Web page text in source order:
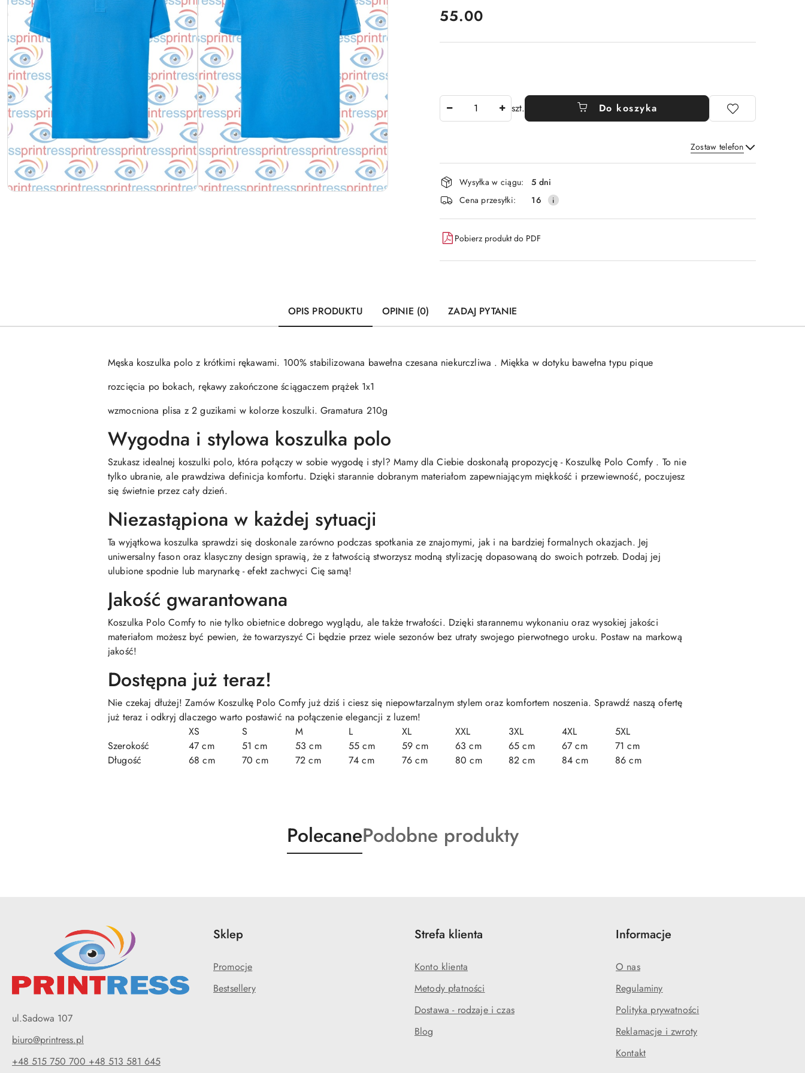
cena:
55.00
szt. Do koszyka
Zostaw telefon
Wyślij
Dostępność
i
dostawa
Wysyłka w ciągu:
5 dni
Cena przesyłki:
16
Pobierz produkt do PDF
OPIS PRODUKTU OPINIE (0) ZADAJ PYTANIE
Męska koszulka polo z krótkimi rękawami. 100% stabilizowana bawełna czesana niekurczliwa . Miękka w dotyku bawełna typu pique
rozcięcia po bokach, rękawy zakończone ściągaczem prążek 1x1
wzmocniona plisa z 2 guzikami w kolorze koszulki. Gramatura 210g
Wygodna i stylowa koszulka polo
Szukasz idealnej koszulki polo, która połączy w sobie wygodę i styl? Mamy dla Ciebie doskonałą propozycję - Koszulkę Polo Comfy . To nie
tylko ubranie, ale prawdziwa definicja komfortu. Dzięki starannie dobranym materiałom zapewniającym miękkość i przewiewność, poczujesz
się świetnie przez cały dzień.
Niezastąpiona w każdej sytuacji
Ta wyjątkowa koszulka sprawdzi się doskonale zarówno podczas spotkania ze znajomymi, jak i na bardziej formalnych okazjach. Jej
uniwersalny fason oraz klasyczny design sprawią, że z łatwością stworzysz modną stylizację dopasowaną do swoich potrzeb. Dodaj jej
ulubione spodnie lub marynarkę - efekt zachwyci Cię samą!
Jakość gwarantowana
Koszulka Polo Comfy to nie tylko obietnice dobrego wyglądu, ale także trwałości. Dzięki starannemu wykonaniu oraz wysokiej jakości
materiałom możesz być pewien, że towarzyszyć Ci będzie przez wiele sezonów bez utraty swojego pierwotnego uroku. Postaw na markową
jakość!
Dostępna już teraz!
Nie czekaj dłużej! Zamów Koszulkę Polo Comfy już dziś i ciesz się niepowtarzalnym stylem oraz komfortem noszenia. Sprawdź naszą ofertę
już teraz i odkryj dlaczego warto postawić na połączenie elegancji z luzem!
XS
S M L XL XXL 3XL 4XL
5XL
Szerokość
47 cm 51 cm 53 cm 55 cm 59 cm 63 cm 65 cm 67 cm
71 cm
Długość
68 cm 70 cm 72 cm 74 cm 76 cm 80 cm 82 cm 84 cm 86 cm
Produkty
o
PolecaneProdukty
o
Podobne produkty
ul.Sadowa 107
biuro@printress.pl
+48 515 750 700 +48 513 581 645
Sklep
Promocje
Bestsellery
Strefa klienta
Konto klienta
Metody płatności
Dostawa - rodzaje i czas
Blog
Informacje
O nas
Regulaminy
Polityka prywatności
Reklamacje i zwroty
Kontakt